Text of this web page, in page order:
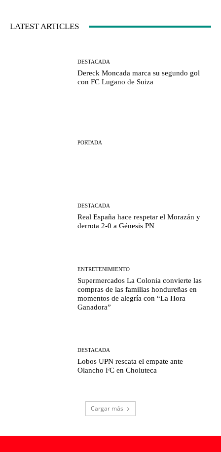
LATEST ARTICLES
DESTACADA
Dereck Moncada marca su segundo gol
con FC Lugano de Suiza
PORTADA
DESTACADA
Real España hace respetar el Morazán y
derrota 2-0 a Génesis PN
ENTRETENIMIENTO
Supermercados La Colonia convierte las
compras de las familias hondureñas en
momentos de alegría con “La Hora
Ganadora”
DESTACADA
Lobos UPN rescata el empate ante
Olancho FC en Choluteca
Cargar más